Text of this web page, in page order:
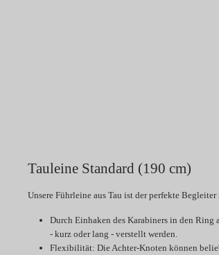
Tauleine Standard (190 cm)
Unsere Führleine aus Tau ist der perfekte Begleiter
Durch Einhaken des Karabiners in den
- kurz oder lang - verstellt werden.
Flexibilität: Die Achter-Knoten können